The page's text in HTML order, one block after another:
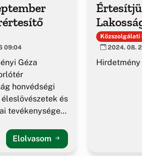
09:04
Géza
honvédségi
és
tevékenységek
Elolvasom
Közszolgálati
2024. 08.
Hirdetmény